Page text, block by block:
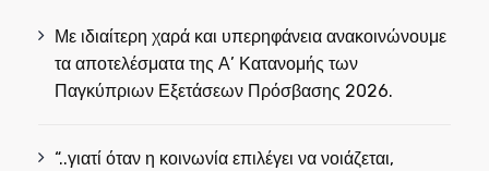
Με ιδιαίτερη χαρά και υπερηφάνεια ανακοινώνουμε
τα αποτελέσματα της Α’ Κατανομής των
Παγκύπριων Εξετάσεων Πρόσβασης 2026.
“..γιατί όταν η κοινωνία επιλέγει να νοιάζεται,